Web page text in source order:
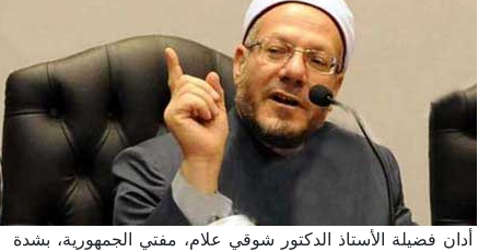
أدان فضيلة الأستاذ الدكتور شوقي علام، مفتي الجمهورية، بشدة